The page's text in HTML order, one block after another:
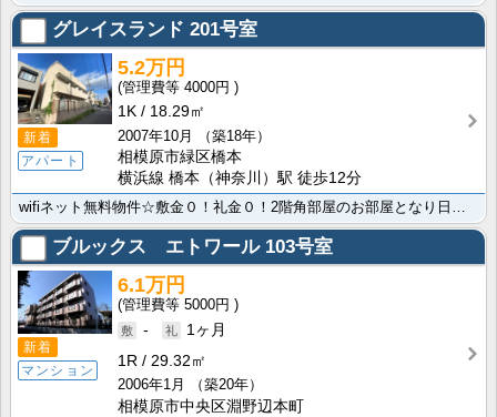
グレイスランド 201号室
新着
アパート
5.2万円
4000円
1K
18.29㎡
2007年10月
（築18年）
相模原市緑区橋本
横浜線 橋本（神奈川）駅 徒歩12分
wifiネット無料物件☆敷金０！礼金０！2階角部屋のお部屋となり日当たり良好です！初めての一人暮らし･･･
ブルックス エトワール103号室
新着
マンション
6.1万円
5000円
-
1ヶ月
1R
29.32㎡
2006年1月
（築20年）
相模原市中央区淵野辺本町